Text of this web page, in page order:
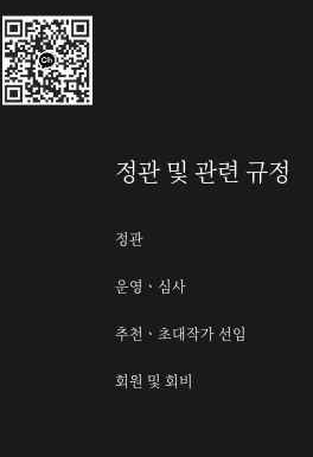
정관 및 관련 규정
정관
운영ㆍ심사
추천ㆍ초대작가 선임
회원 및 회비